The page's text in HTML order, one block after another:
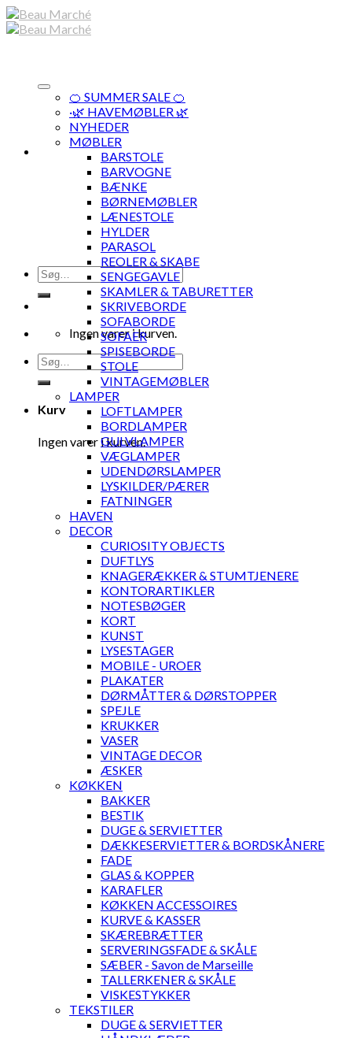
Skip
to
Søg
efter:
Ingen varer i kurven.
Søg
efter:
Kurv
Ingen varer i kurven.
🍊 SUMMER SALE 🍊
·🌿 HAVEMØBLER 🌿
NYHEDER
MØBLER
BARSTOLE
BARVOGNE
BÆNKE
BØRNEMØBLER
LÆNESTOLE
HYLDER
PARASOL
REOLER & SKABE
SENGEGAVLE
SKAMLER & TABURETTER
SKRIVEBORDE
SOFABORDE
SOFAER
SPISEBORDE
STOLE
VINTAGEMØBLER
LAMPER
LOFTLAMPER
BORDLAMPER
GULVLAMPER
VÆGLAMPER
UDENDØRSLAMPER
LYSKILDER/PÆRER
FATNINGER
HAVEN
DECOR
CURIOSITY OBJECTS
DUFTLYS
KNAGERÆKKER & STUMTJENERE
KONTORARTIKLER
NOTESBØGER
KORT
KUNST
LYSESTAGER
MOBILE - UROER
PLAKATER
DØRMÅTTER & DØRSTOPPER
SPEJLE
KRUKKER
VASER
VINTAGE DECOR
ÆSKER
KØKKEN
BAKKER
BESTIK
DUGE & SERVIETTER
DÆKKESERVIETTER & BORDSKÅNERE
FADE
GLAS & KOPPER
KARAFLER
KØKKEN ACCESSOIRES
KURVE & KASSER
SKÆREBRÆTTER
SERVERINGSFADE & SKÅLE
SÆBER - Savon de Marseille
TALLERKENER & SKÅLE
VISKESTYKKER
TEKSTILER
DUGE & SERVIETTER